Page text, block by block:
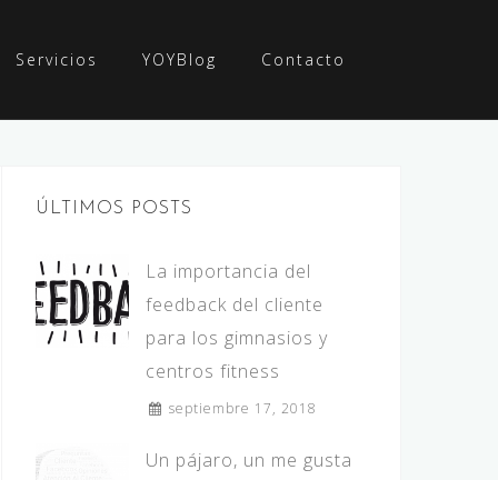
Servicios YOYBlog Contacto
ÚLTIMOS POSTS
La importancia del
feedback del cliente
para los gimnasios y
centros fitness
septiembre 17, 2018
Un pájaro, un me gusta